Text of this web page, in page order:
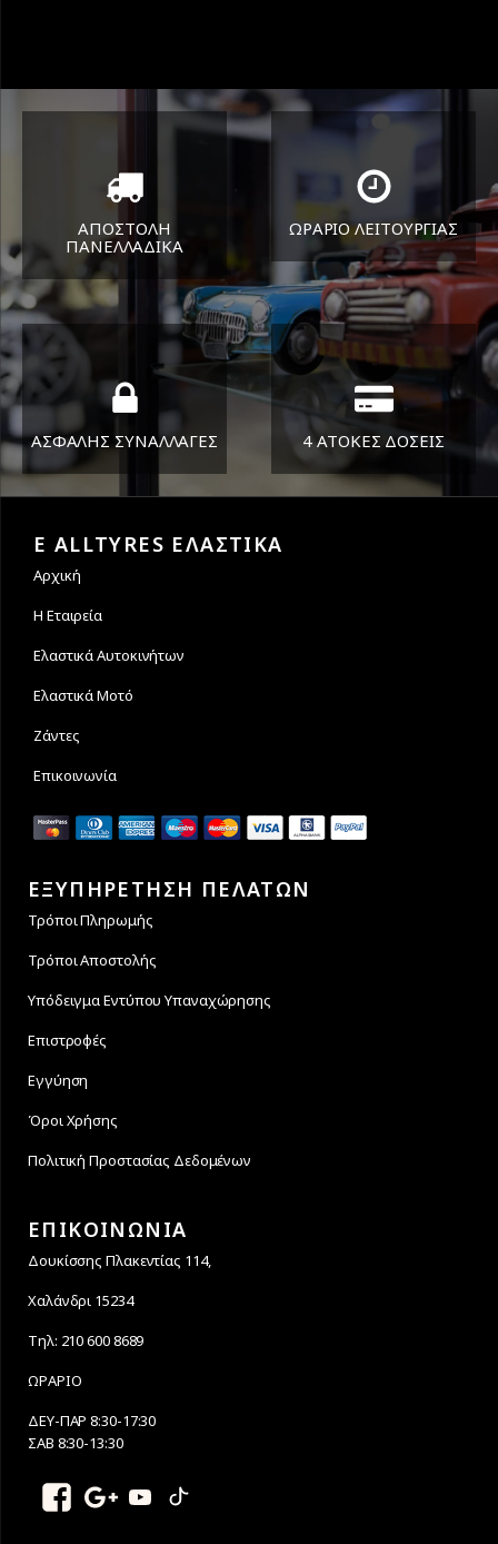
ΑΠΟΣΤΟΛΗ
ΠΑΝΕΛΛΑΔΙΚA
Όπου και αν είστε θα σας
στείλουμε τα ελαστικά σας
ΩΡΑΡΙΟ ΛΕΙΤΟΥΡΓΙΑΣ
ΔΕΥ-ΠΑΡ 8:30-17:30
ΣΑΒ 8:30-13:30
ΑΣΦΑΛΗΣ ΣΥΝΑΛΛΑΓΕΣ 4 ΑΤΟΚΕΣ ΔΟΣΕΙΣ
E ALLTYRES ΕΛΑΣΤΙΚΑ
Αρχική
Η Εταιρεία
Ελαστικά Αυτοκινήτων
Ελαστικά Μοτό
Ζάντες
Επικοινωνία
ΕΞΥΠΗΡΕΤΗΣΗ ΠΕΛΑΤΩΝ
Τρόποι Πληρωμής
Τρόποι Αποστολής
Υπόδειγμα Εντύπου Υπαναχώρησης
Επιστροφές
Εγγύηση
Όροι Χρήσης
Πολιτική Προστασίας Δεδομένων
ΕΠΙΚΟΙΝΩΝΙΑ
Δουκίσσης Πλακεντίας 114,
Χαλάνδρι 15234
Τηλ: 210 600 8689
ΩΡΑΡΙΟ
ΔΕΥ-ΠΑΡ 8:30-17:30
ΣΑΒ 8:30-13:30